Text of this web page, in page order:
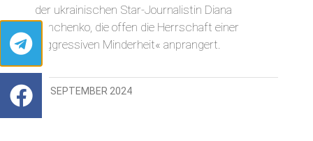
der ukrainischen Star-Journalistin Diana
Panchenko, die offen die Herrschaft einer
»aggressiven Minderheit« anprangert.
19. SEPTEMBER 2024